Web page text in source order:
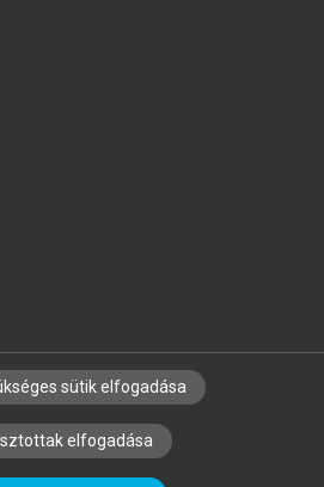
KÖNYVTÁROSOKNAK
ÉS LEKTORÁLÁSI ALAPELVEK
sütik elfogadása
elfogadása